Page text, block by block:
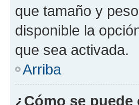
que tamaño y
disponible la
que sea activada.
Arriba
¿Cómo se